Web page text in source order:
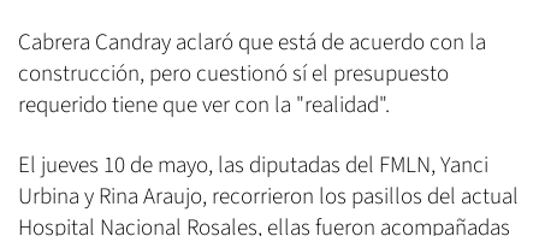
Cabrera Candray aclaró que está de acuerdo con la
construcción, pero cuestionó sí el presupuesto
requerido tiene que ver con la "realidad".
El jueves 10 de mayo, las diputadas del FMLN, Yanci
Urbina y Rina Araujo, recorrieron los pasillos del actual
Hospital Nacional Rosales, ellas fueron acompañadas